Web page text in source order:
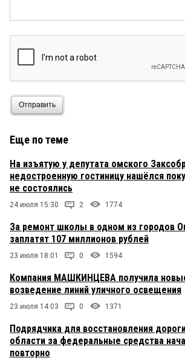
Отправить
Еще по теме
На изъятую у депутата омского
недостроенную гостиницу нашёлся
не состоялись
24 июля 15:30 2 1774
За ремонт школы в одном из городов
заплатят 107 миллионов рублей
23 июля 18:01 0 1594
Компания МАШКИНЦЕВА получила
возведение линий уличного освещения
23 июля 14:03 0 1371
Подрядчика для восстановления
области за федеральные средства
повторно